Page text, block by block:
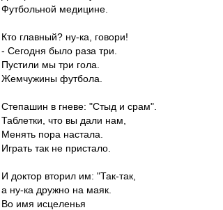
Футбольной медицине.
Кто главный? ну-ка, говори!
- Сегодня было раза три.
Пустили мы три гола.
Жемчужины футбола.
Степашин в гневе: "Стыд и срам".
Таблетки, что вы дали нам,
Менять пора настала.
Играть так не пристало.
И доктор вторил им: "Так-так,
а ну-ка дружно на маяк.
Во имя исцеленья